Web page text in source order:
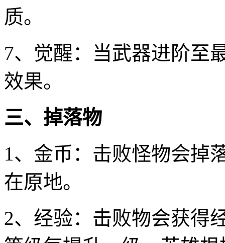
质。
7、觉醒：当武器进阶至
效果。
三、掉落物
1、金币：击败怪物会掉
在原地。
2、经验：击败物会获得